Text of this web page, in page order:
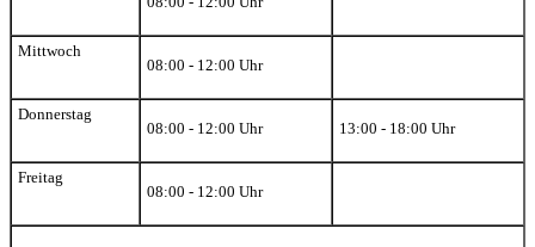
Mittwoch
08:00 - 12:00 Uhr
Donnerstag
08:00 - 12:00 Uhr
13:00 - 18:00 Uhr
Freitag
08:00 - 12:00 Uhr